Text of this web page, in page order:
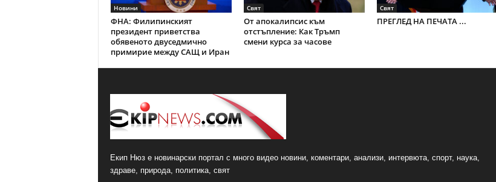
Новини
ФНА: Филипинският
президент приветства
обявеното двуседмично
примирие между САЩ и Иран
Свят
От апокалипсис към
отстъпление: Как Тръмп
смени курса за часове
Свят
ПРЕГЛЕД НА ПЕЧАТА ...
Екип Нюз е новинарски портал с много видео новини, коментари, анализи, интервюта, спорт, наука,
здраве, природа, политика, свят